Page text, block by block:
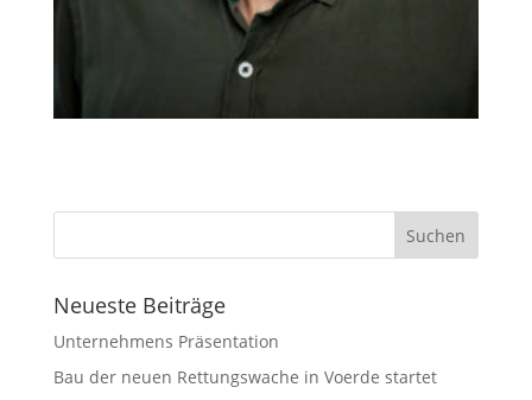
Neueste Beiträge
Unternehmens Präsentation
Bau der neuen Rettungswache in Voerde startet